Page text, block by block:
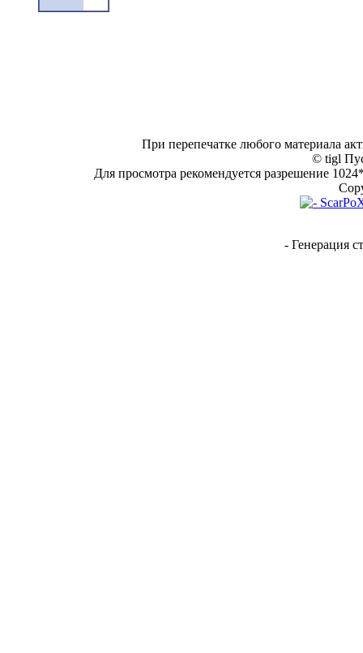
При перепечатке любого материала
© tigl
Для просмотра рекомендуется разрешение
- Генерация